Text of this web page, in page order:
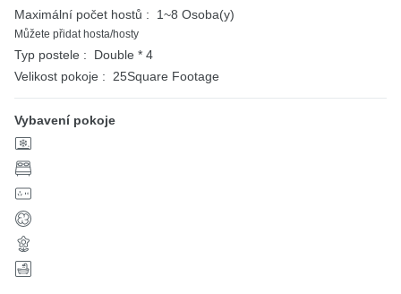
Maximální počet hostů : 1~8 Osoba(y)
Můžete přidat hosta/hosty
Typ postele :
Double * 4
Velikost pokoje : 25Square Footage
Vybavení pokoje